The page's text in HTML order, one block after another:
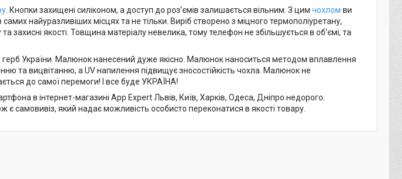
. Кнопки захищені силіконом, а доступ до роз’ємів залишається вільним. З цим чохлом ви
найуразливіших місцях та не тільки. Виріб створено з міцного термополіуретану,
захисні якості. Товщина матеріалу невелика, тому телефон не збільшується в об’ємі, та
України. Малюнок нанесений дуже якісно. Малюнок наноситься методом вплавлення
та вицвітанню, а UV напилення підвищує зносостійкість чохла. Малюнок не
до самої перемоги! І все буде УКРАЇНА!
в інтернет-магазині App Expert Львів, Київ, Харків, Одеса, Дніпро недорого.
є самовивіз, який надає можливість особисто переконатися в якості товару.